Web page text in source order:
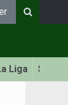
Liga Serie